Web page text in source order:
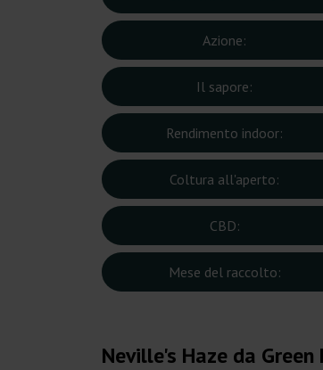
Azione:
Il sapore:
Rendimento indoor:
Coltura all'aperto:
CBD:
Mese del raccolto:
Neville's Haze da